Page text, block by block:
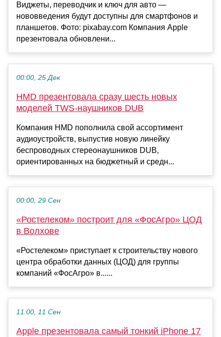
Виджеты, переводчик и ключ для авто —
нововведения будут доступны для смартфонов и
планшетов. Фото: pixabay.com Компания Apple
презентовала обновлени...
00:00, 25 Дек
HMD презентовала сразу шесть новых
моделей TWS-наушников DUB
Компания HMD пополнила свой ассортимент
аудиоустройств, выпустив новую линейку
беспроводных стереонаушников DUB,
ориентированных на бюджетный и средн...
00:00, 29 Сен
«Ростелеком» построит для «ФосАгро» ЦОД
в Волхове
«Ростелеком» приступает к строительству нового
центра обработки данных (ЦОД) для группы
компаний «ФосАгро» в......
11:00, 11 Сен
Apple презентовала самый тонкий iPhone 17